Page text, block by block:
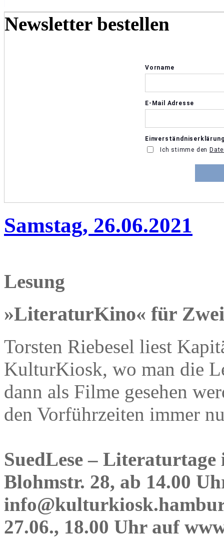
Newsletter bestellen
Samstag, 26.06.2021
Lesung
»LiteraturKino« für Zwei
Torsten Riebesel liest
KulturKiosk, wo man die
dann als Filme gesehen
den Vorführzeiten immer
SuedLese –
Blohmstr. 28, ab 14.00
27.06., 18.00 Uhr auf